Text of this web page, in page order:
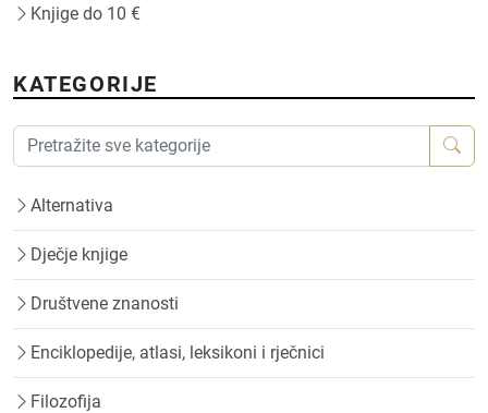
Knjige do 10 €
KATEGORIJE
Alternativa
Dječje knjige
Društvene znanosti
Enciklopedije, atlasi, leksikoni i rječnici
Filozofija